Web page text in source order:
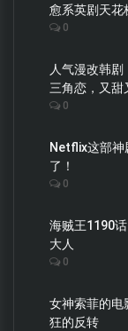
愈系英剧天花
0
人气漫改韩
三角恋，又甜
0
Netflix这部神
了！
0
海贼王1190
大人
0
女神索菲的电
狂的反转